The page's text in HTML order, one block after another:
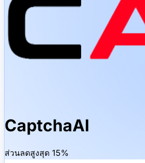
CaptchaAI
ส่วนลดสูงสุด 15%